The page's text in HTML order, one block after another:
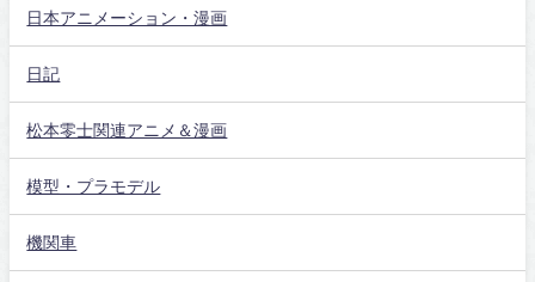
日本アニメーション・漫画
日記
松本零士関連アニメ＆漫画
模型・プラモデル
機関車